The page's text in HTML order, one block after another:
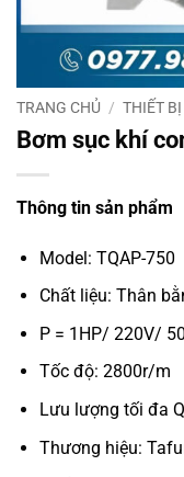
TRANG CHỦ / THIẾT
Bơm sục khí
Thông tin sản phẩm
Model: TQAP-750
Chất liệu: Thân
P = 1HP/ 220V/
Tốc độ: 2800r/m
Lưu lượng tối đa
Thương hiệu: